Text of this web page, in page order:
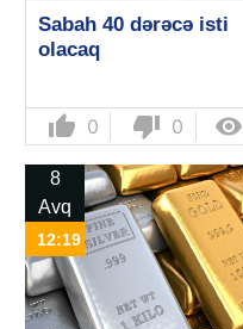
Sabah 40 dərəcə isti
olacaq
thumb_up 0 thumb_down 0 
8
Avq
12:19